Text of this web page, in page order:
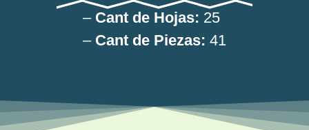
– Cant de Hojas: 25
– Cant de Piezas: 41